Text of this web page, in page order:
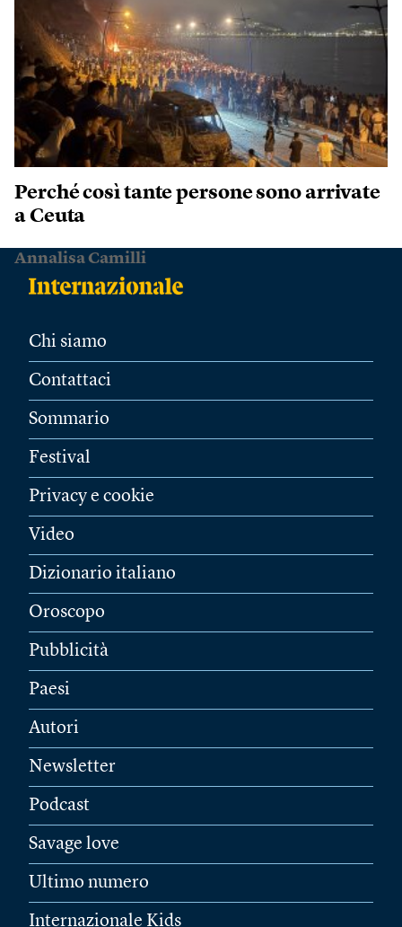
Perché così tante persone sono arrivate
a Ceuta
Annalisa Camilli
Chi siamo
Contattaci
Sommario
Festival
Privacy e cookie
Video
Dizionario italiano
Oroscopo
Pubblicità
Paesi
Autori
Newsletter
Podcast
Savage love
Ultimo numero
Internazionale Kids